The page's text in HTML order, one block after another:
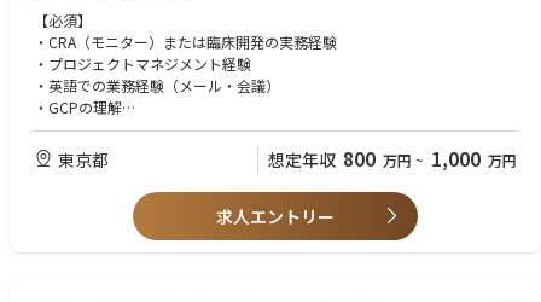
【能力 / Skill-set】
＜必須 / Mandatory＞
•Apply appropriate study design & analytical methods to observational
/ Epidemiological / pragmatic interventional studies to combine busines
•Lead the interpretation of the scientific data, the translation to the appr
•Take a leadership in analyzing medical evidence gap, spotting opportu
【必須】
・CRA（モニター）または臨床開発の実務経験
・プロジェクトマネジメント経験
・英語での業務経験（メール・会議）
・GCPの理解
・社内外の関係者との調整経験
・リスクマネジメントに強みを有すること
・開発企画・R&D企画の経験
・予算の策定・管理経験
東京都 想定年収 800 万円 ~ 1,000 万円
求人エントリー